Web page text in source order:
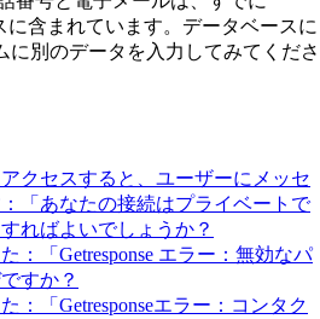
に含まれています。 データベースに
に別のデータを入力してみてくださ
クセスすると、ユーザーにメッセ
「あなたの接続はプライベートで
ればよいでしょうか？
：「Getresponse エラー：無効なパ
すか？
：「Getresponseエラー：コンタク